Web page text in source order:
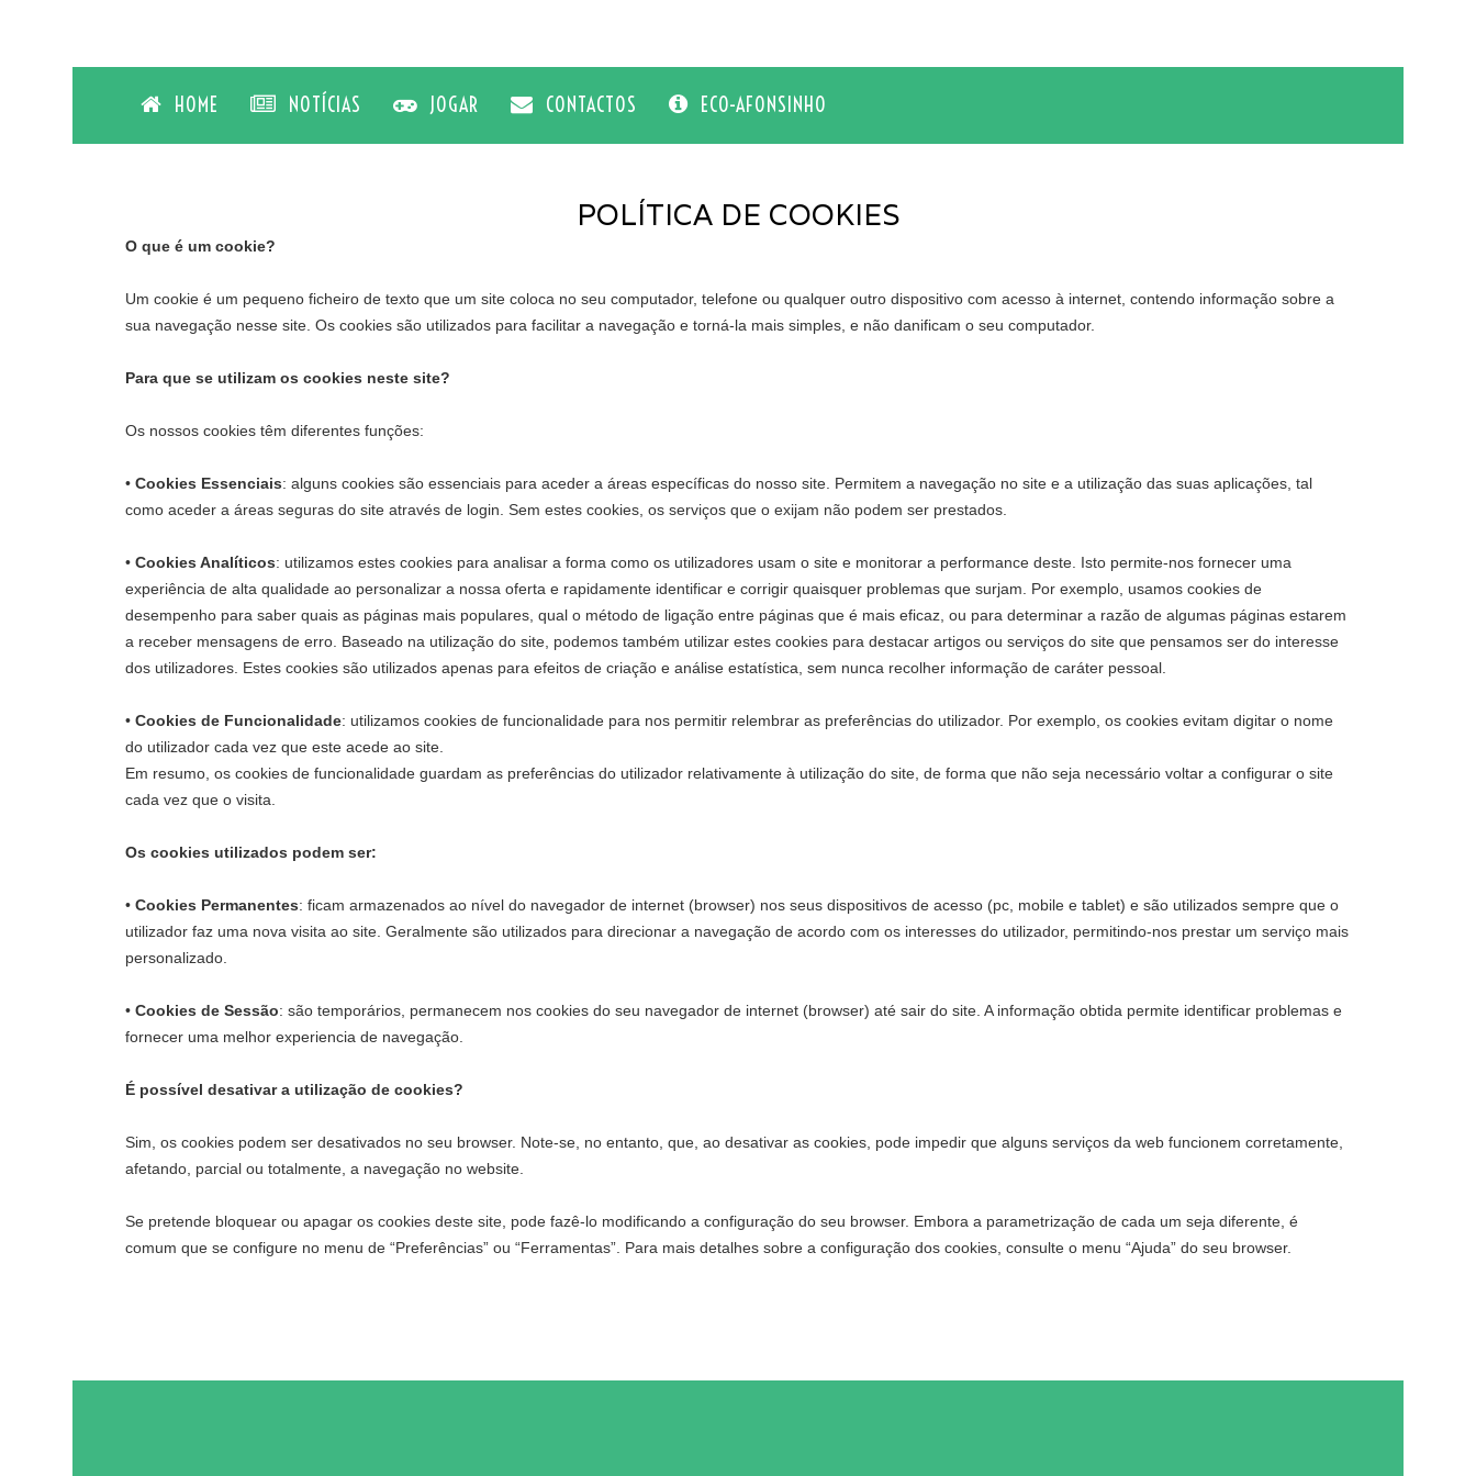
HOME NOTÍCIAS JOGAR CONTACTOS ECO-AFONSINHO
POLÍTICA DE COOKIES
O que é um cookie?
Um cookie é um pequeno ficheiro de texto que um site coloca no seu computador, telefone ou qualquer outro dispositivo com acesso à internet, contendo informação sobre a
sua navegação nesse site. Os cookies são utilizados para facilitar a navegação e torná-la mais simples, e não danificam o seu computador.
Para que se utilizam os cookies neste site?
Os nossos cookies têm diferentes funções:
• Cookies Essenciais: alguns cookies são essenciais para aceder a áreas específicas do nosso site. Permitem a navegação no site e a utilização das suas aplicações, tal
como aceder a áreas seguras do site através de login. Sem estes cookies, os serviços que o exijam não podem ser prestados.
• Cookies Analíticos: utilizamos estes cookies para analisar a forma como os utilizadores usam o site e monitorar a performance deste. Isto permite-nos fornecer uma
experiência de alta qualidade ao personalizar a nossa oferta e rapidamente identificar e corrigir quaisquer problemas que surjam. Por exemplo, usamos cookies de
desempenho para saber quais as páginas mais populares, qual o método de ligação entre páginas que é mais eficaz, ou para determinar a razão de algumas páginas estarem
a receber mensagens de erro. Baseado na utilização do site, podemos também utilizar estes cookies para destacar artigos ou serviços do site que pensamos ser do interesse
dos utilizadores. Estes cookies são utilizados apenas para efeitos de criação e análise estatística, sem nunca recolher informação de caráter pessoal.
• Cookies de Funcionalidade: utilizamos cookies de funcionalidade para nos permitir relembrar as preferências do utilizador. Por exemplo, os cookies evitam digitar o nome
do utilizador cada vez que este acede ao site.
Em resumo, os cookies de funcionalidade guardam as preferências do utilizador relativamente à utilização do site, de forma que não seja necessário voltar a configurar o site
cada vez que o visita.
Os cookies utilizados podem ser:
• Cookies Permanentes: ficam armazenados ao nível do navegador de internet (browser) nos seus dispositivos de acesso (pc, mobile e tablet) e são utilizados sempre que o
utilizador faz uma nova visita ao site. Geralmente são utilizados para direcionar a navegação de acordo com os interesses do utilizador, permitindo-nos prestar um serviço mais
personalizado.
• Cookies de Sessão: são temporários, permanecem nos cookies do seu navegador de internet (browser) até sair do site. A informação obtida permite identificar problemas e
fornecer uma melhor experiencia de navegação.
É possível desativar a utilização de cookies?
Sim, os cookies podem ser desativados no seu browser. Note-se, no entanto, que, ao desativar as cookies, pode impedir que alguns serviços da web funcionem corretamente,
afetando, parcial ou totalmente, a navegação no website.
Se pretende bloquear ou apagar os cookies deste site, pode fazê-lo modificando a configuração do seu browser. Embora a parametrização de cada um seja diferente, é
comum que se configure no menu de “Preferências” ou “Ferramentas”. Para mais detalhes sobre a configuração dos cookies, consulte o menu “Ajuda” do seu browser.